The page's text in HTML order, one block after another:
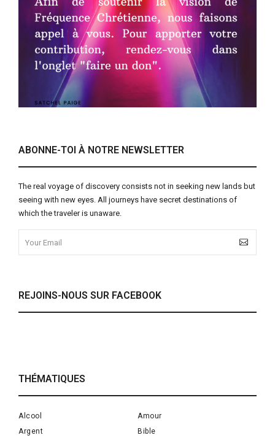
ABONNE-TOI À NOTRE NEWSLETTER
The real voyage of discovery consists not in seeking new lands but
seeing with new eyes. All journeys have secret destinations of
which the traveler is unaware.
REJOINS-NOUS SUR FACEBOOK
THÉMATIQUES
Alcool
Amour
Argent
Bible